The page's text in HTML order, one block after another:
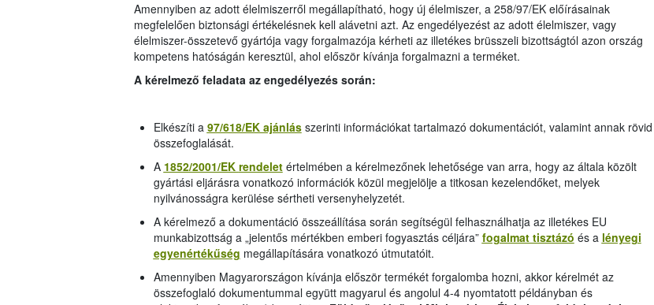
Amennyiben az adott élelmiszerről megállapítható, hogy új élelmiszer, a 258/97/EK előírásainak
megfelelően biztonsági értékelésnek kell alávetni azt. Az engedélyezést az adott élelmiszer, vagy
élelmiszer-összetevő gyártója vagy forgalmazója kérheti az illetékes brüsszeli bizottságtól azon ország
kompetens hatóságán keresztül, ahol először kívánja forgalmazni a terméket.
A kérelmező feladata az engedélyezés során:
Elkészíti a 97/618/EK ajánlásszerinti információkat tartalmazó dokumentációt, valamint annak rövid
összefoglalását.
A 1852/2001/EK rendeletértelmében a kérelmezőnek lehetősége van arra, hogy az általa közölt
gyártási eljárásra vonatkozó információk közül megjelölje a titkosan kezelendőket, melyek
nyilvánosságra kerülése sértheti versenyhelyzetét.
A kérelmező a dokumentáció összeállítása során segítségül felhasználhatja az illetékes EU
munkabizottság a „jelentős mértékben emberi fogyasztás céljára” fogalmat tisztázó és a lényegi
egyenértékűség megállapítására vonatkozó útmutatóit.
Amennyiben Magyarországon kívánja először termékét forgalomba hozni, akkor kérelmét az
összefoglaló dokumentummal együtt magyarul és angolul 4-4 nyomtatott példányban és